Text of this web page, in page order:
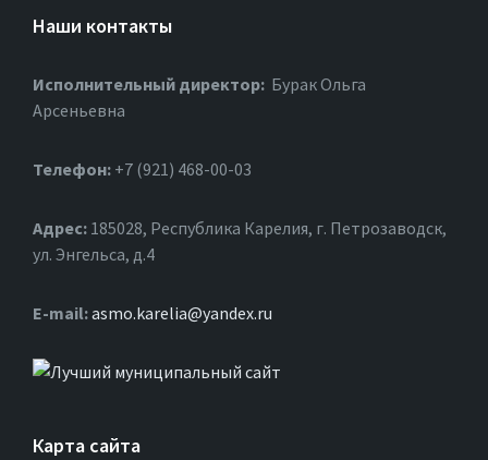
Наши контакты
Исполнительный директор: Бурак Ольга
Арсеньевна
Телефон: +7 (921) 468-00-03
Адрес: 185028, Республика Карелия, г. Петрозаводск,
ул. Энгельса, д.4
Е-mail:asmo.karelia@yandex.ru
Карта сайта